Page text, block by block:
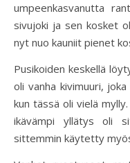
umpeenkasvanutta
sivujoki ja sen kosket
nyt nuo kauniit pienet
Pusikoiden keskellä
oli vanha kivimuuri,
kun tässä oli vielä
ikävämpi yllätys oli
sittemmin käytetty